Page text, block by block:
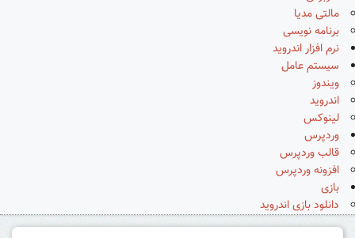
مالتی مدیا
برنامه نویسی
نرم افزار اندروید
سیستم عامل
ویندوز
اندروید
لینوکس
وردپرس
قالب وردپرس
افزونه وردپرس
بازی
دانلود بازی اندروید